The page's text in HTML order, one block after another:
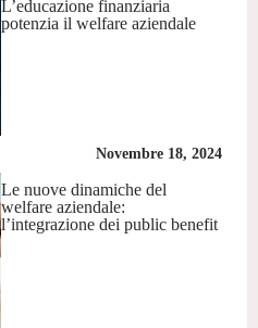
L’educazione finanziaria
potenzia il welfare aziendale
Novembre 18, 2024
Le nuove dinamiche del
welfare aziendale:
l’integrazione dei public benefit